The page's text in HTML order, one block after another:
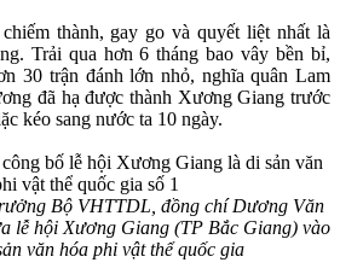
thành, gay go và quyết liệt nhất là
Trải qua hơn 6 tháng bao vây bền bỉ,
30 trận đánh lớn nhỏ, nghĩa quân Lam
đã hạ được thành Xương Giang trước
kéo sang nước ta 10 ngày.
Bộ VHTTDL, đồng chí Dương Văn
lễ hội Xương Giang (TP Bắc Giang) vào
văn hóa phi vật thể quốc gia